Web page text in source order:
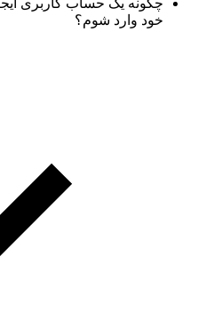
چگونه یک حساب کاربری
خود وارد شوم؟